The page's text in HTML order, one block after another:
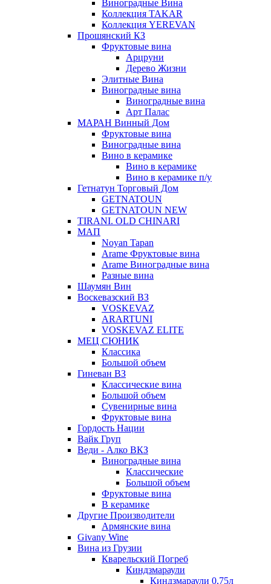
Виноградные Вина
Коллекция TAKAR
Коллекция YEREVAN
Прошянский КЗ
Фруктовые вина
Арцруни
Дерево Жизни
Элитные Вина
Виноградные вина
Виноградные вина
Арт Палас
МАРАН Винный Дом
Фруктовые вина
Виноградные вина
Вино в керамике
Вино в керамике
Вино в керамике п/у
Гетнатун Торговый Дом
GETNATOUN
GETNATOUN NEW
TIRANI. OLD CHINARI
МАП
Noyan Tapan
Arame Фруктовые вина
Arame Виноградные вина
Разные вина
Шаумян Вин
Воскевазский ВЗ
VOSKEVAZ
ARARTUNI
VOSKEVAZ ELITE
МЕЦ СЮНИК
Классика
Большой объем
Гиневан ВЗ
Классические вина
Большой объем
Сувенирные вина
Фруктовые вина
Гордость Нации
Вайк Груп
Веди - Алко ВКЗ
Виноградные вина
Классические
Большой объем
Фруктовые вина
В керамике
Другие Производители
Армянские вина
Givany Wine
Вина из Грузии
Кварельский Погреб
Киндзмараули
Киндзмараули 0,75л